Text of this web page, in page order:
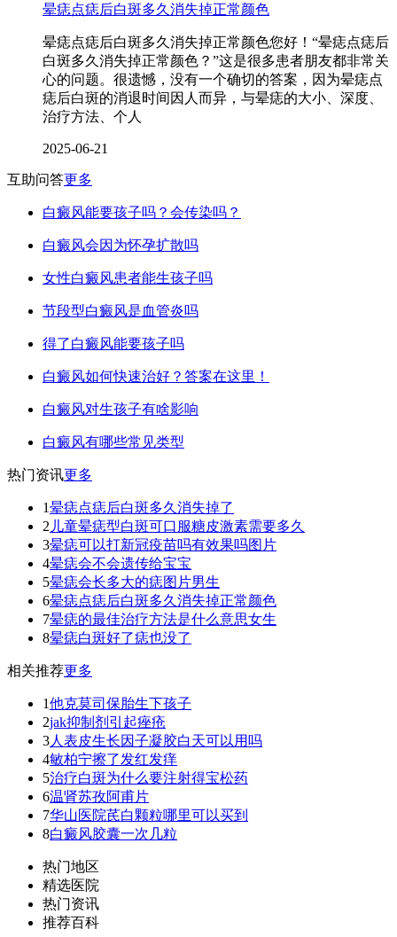
晕痣点痣后白斑多久消失掉正常颜色
晕痣点痣后白斑多久消失掉正常颜色您好！“晕痣点痣后
白斑多久消失掉正常颜色？”这是很多患者朋友都非常关
心的问题。很遗憾，没有一个确切的答案，因为晕痣点
痣后白斑的消退时间因人而异，与晕痣的大小、深度、
治疗方法、个人
2025-06-21
互助问答更多
白癜风能要孩子吗？会传染吗？
白癜风会因为怀孕扩散吗
女性白癜风患者能生孩子吗
节段型白癜风是血管炎吗
得了白癜风能要孩子吗
白癜风如何快速治好？答案在这里！
白癜风对生孩子有啥影响
白癜风有哪些常见类型
热门资讯更多
1晕痣点痣后白斑多久消失掉了
2 儿童晕痣型白斑可口服糖皮激素需要多久
3晕痣可以打新冠疫苗吗有效果吗图片
4晕痣会不会遗传给宝宝
5晕痣会长多大的痣图片男生
6晕痣点痣后白斑多久消失掉正常颜色
7晕痣的最佳治疗方法是什么意思女生
8晕痣白斑好了痣也没了
相关推荐更多
1他克莫司保胎生下孩子
2jak抑制剂引起痤疮
3人表皮生长因子凝胶白天可以用吗
4敏柏宁擦了发红发痒
5治疗白斑为什么要注射得宝松药
6温肾苏孜阿甫片
7华山医院芪白颗粒哪里可以买到
8白癜风胶囊一次几粒
热门地区
精选医院
热门资讯
推荐百科